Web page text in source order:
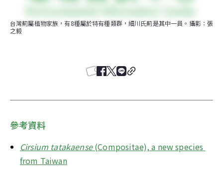
台灣薊屬植物家族，有8種屬於特有種類群，細川氏薊是其中一員。攝影：張
之毅
參考資料
Cirsium tatakaense (Compositae), a new species
from Taiwan